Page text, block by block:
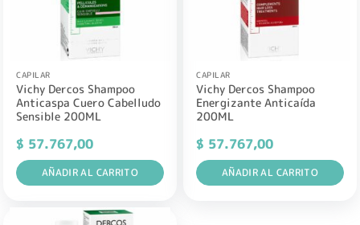
CAPILAR
Vichy Dercos Shampoo
Anticaspa Cuero Cabelludo
Sensible 200ML
$ 57.767,00
AÑADIR AL CARRITO
CAPILAR
Vichy Dercos Shampoo
Energizante Anticaí­da
200ML
$ 57.767,00
AÑADIR AL CARRITO